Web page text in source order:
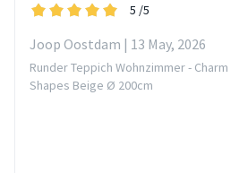
5 /5
Joop Oostdam | 13 May, 2026
Runder Teppich Wohnzimmer - Charm
Shapes Beige Ø 200cm